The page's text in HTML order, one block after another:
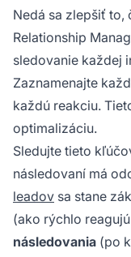
Nedá sa zlepšiť to,
Relationship
sledovanie každej
Zaznamenajte
každú reakciu.
optimalizáciu.
Sledujte tieto
následovaní má
leadov sa stane
(ako rýchlo
následovania (po